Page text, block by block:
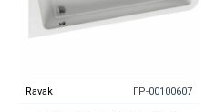
Ravak ГР-00100607